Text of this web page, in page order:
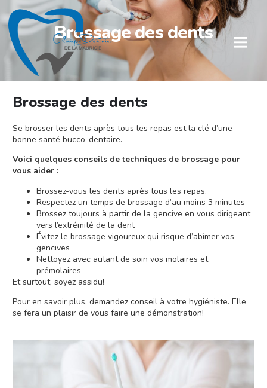
Brossage des dents
Brossage des dents
Se brosser les dents après tous les repas est la clé d’une
bonne santé bucco-dentaire.
Voici quelques conseils de techniques de brossage pour
vous aider :
Brossez-vous les dents après tous les repas.
Respectez un temps de brossage d’au moins 3 minutes
Brossez toujours à partir de la gencive en vous dirigeant
vers l’extrémité de la dent
Évitez le brossage vigoureux qui risque d’abîmer vos
gencives
Nettoyez avec autant de soin vos molaires et
prémolaires
Et surtout, soyez assidu!
Pour en savoir plus, demandez conseil à votre hygiéniste. Elle
se fera un plaisir de vous faire une démonstration!